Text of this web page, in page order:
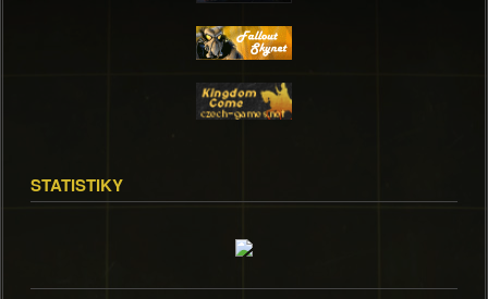
STATISTIKY